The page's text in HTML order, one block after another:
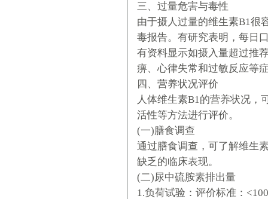
三、过量危害与毒性
由于摄人过量的维生素B1很
毒报告。有研究表明，每日
有资料显示如摄入量超过推
痹、心律失常和过敏反应等
四、营养状况评价
人体维生素B1的营养状况，
活性等方法进行评价。
(一)膳食调查
通过膳食调查，可了解维生
缺乏的临床表现。
(二)尿中硫胺素排出量
1.负荷试验：评价标准：